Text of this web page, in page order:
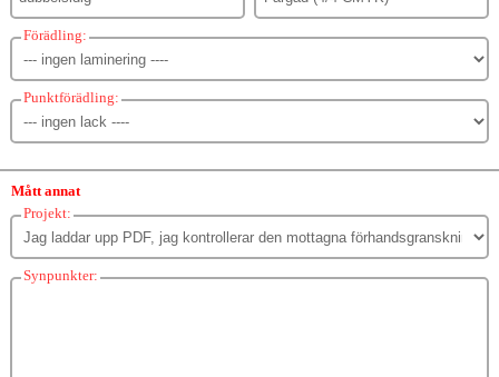
Förädling:
Punktförädling:
Mått annat
Projekt:
Synpunkter: